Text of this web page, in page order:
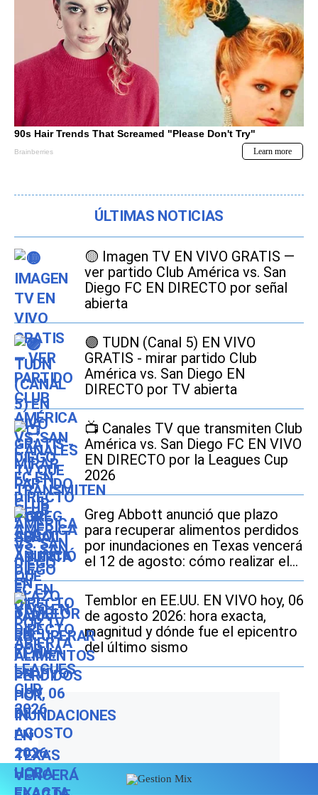
ÚLTIMAS NOTICIAS
🟡 Imagen TV EN VIVO GRATIS —
ver partido Club América vs. San
Diego FC EN DIRECTO por señal
abierta
🟣 TUDN (Canal 5) EN VIVO
GRATIS - mirar partido Club
América vs. San Diego EN
DIRECTO por TV abierta
📺 Canales TV que transmiten Club
América vs. San Diego FC EN VIVO
EN DIRECTO por la Leagues Cup
2026
Greg Abbott anunció que plazo
para recuperar alimentos perdidos
por inundaciones en Texas vencerá
el 12 de agosto: cómo realizar el
trámite si soy beneficiario de
SNAP
Temblor en EE.UU. EN VIVO hoy, 06
de agosto 2026: hora exacta,
magnitud y dónde fue el epicentro
del último sismo